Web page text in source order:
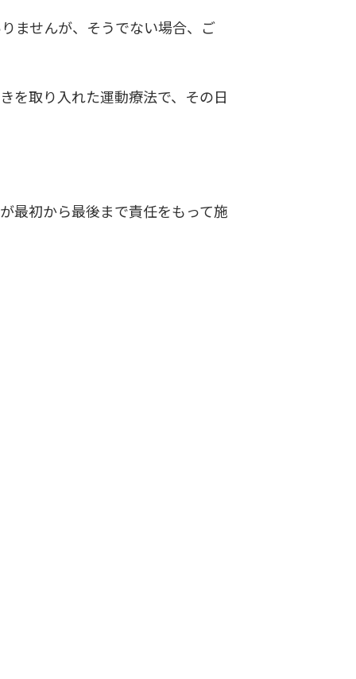
ませんが、そうでない場合、ご
を取り入れた運動療法で、その日
最初から最後まで責任をもって施